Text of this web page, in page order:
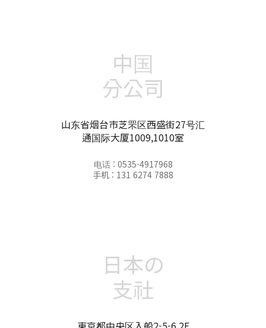
中国
分公司
山东省烟台市芝罘区西盛街27号汇
通国际大厦1009,1010室
电话 : 0535-4917968
手机 : 131 6274 7888
日本の
支社